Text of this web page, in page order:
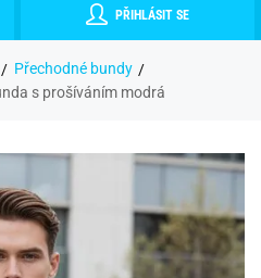
PŘIHLÁSIT SE
Přechodné bundy
s prošíváním modrá